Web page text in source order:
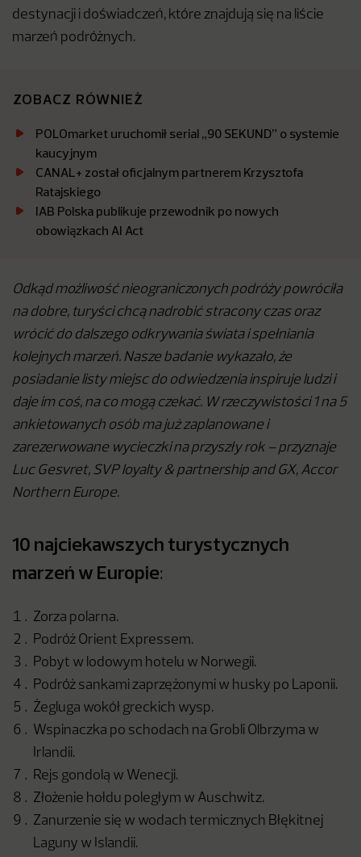
destynacji i doświadczeń, które znajdują się na liście
marzeń podróżnych.
ZOBACZ RÓWNIEŻ
POLOmarket uruchomił serial „90 SEKUND” o systemie
kaucyjnym
CANAL+ został oficjalnym partnerem Krzysztofa
Ratajskiego
IAB Polska publikuje przewodnik po nowych
obowiązkach AI Act
Odkąd możliwość nieograniczonych podróży powróciła
na dobre, turyści chcą nadrobić stracony czas oraz
wrócić do dalszego odkrywania świata i spełniania
kolejnych marzeń. Nasze badanie wykazało, że
posiadanie listy miejsc do odwiedzenia inspiruje ludzi i
daje im coś, na co mogą czekać. W rzeczywistości 1 na 5
ankietowanych osób ma już zaplanowane i
zarezerwowane wycieczki na przyszły rok – przyznaje
Luc Gesvret, SVP loyalty & partnership and GX, Accor
Northern Europe.
10 najciekawszych turystycznych
marzeń w Europie:
Zorza polarna.
Podróż Orient Expressem.
Pobyt w lodowym hotelu w Norwegii.
Podróż sankami zaprzężonymi w husky po Laponii.
Żegluga wokół greckich wysp.
Wspinaczka po schodach na Grobli Olbrzyma w
Irlandii.
Rejs gondolą w Wenecji.
Złożenie hołdu poległym w Auschwitz.
Zanurzenie się w wodach termicznych Błękitnej
Laguny w Islandii.